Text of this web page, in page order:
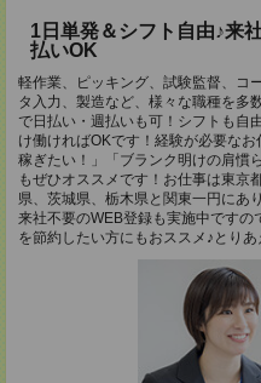
1日単発＆シフト自由♪来
払いOK
軽作業、ピッキング、試験監督、コ
タ入力、製造など、様々な職種を多
で日払い・週払いも可！シフトも自
け働ければOKです！経験が必要な
稼ぎたい！」「ブランク明けの肩慣
もぜひオススメです！お仕事は東京
県、茨城県、栃木県と関東一円にあ
来社不要のWEB登録も実施中です
を節約したい方にもおススメ♪とり